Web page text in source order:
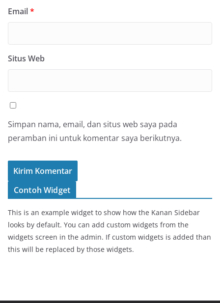
Email*
Situs Web
Simpan nama, email, dan situs web saya pada
peramban ini untuk komentar saya berikutnya.
Contoh Widget
This is an example widget to show how the Kanan Sidebar
looks by default. You can add custom widgets from the
widgets screen in the admin. If custom widgets is added than
this will be replaced by those widgets.